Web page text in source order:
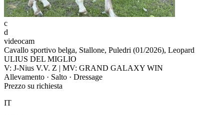
c
d
videocam
Cavallo sportivo belga, Stallone, Puledri (01/2026), Leopard
ULIUS DEL MIGLIO
V: J-Nius V.V. Z | MV: GRAND GALAXY WIN
Allevamento · Salto · Dressage
Prezzo su richiesta
IT